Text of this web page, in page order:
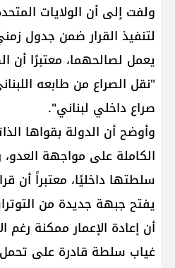
ولفت إلى أن الولايات
لتنفيذ القرار ضمن جدول
يعمل لصالحهما، معتبرًا أن
"نقل الصراع من طابعه
صراع داخلي لبناني".
وأوضح أن الدولة بقواها
الكاملة على مواجهة
سلطتها داخليًا، معتبراً أن
يفتح جبهة جديدة من
أن إعادة الإعمار ممكنة رغم
غياب سلطة قادرة على